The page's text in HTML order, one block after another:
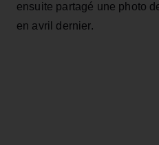
ensuite partagé une photo
en avril dernier.